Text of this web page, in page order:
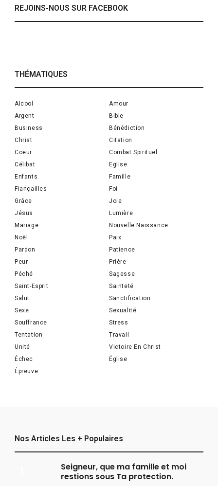
REJOINS-NOUS SUR FACEBOOK
THÉMATIQUES
Alcool
Amour
Argent
Bible
Business
Bénédiction
Christ
Citation
Coeur
Combat Spirituel
Célibat
Eglise
Enfants
Famille
Fiançailles
Foi
Grâce
Joie
Jésus
Lumière
Mariage
Nouvelle Naissance
Noël
Paix
Pardon
Patience
Peur
Prière
Péché
Sagesse
Saint-Esprit
Sainteté
Salut
Sanctification
Sexe
Sexualité
Souffrance
Stress
Tentation
Travail
Unité
Victoire En Christ
Échec
Église
Épreuve
Nos Articles Les + Populaires
Seigneur, que ma famille et moi
restions sous Ta protection.